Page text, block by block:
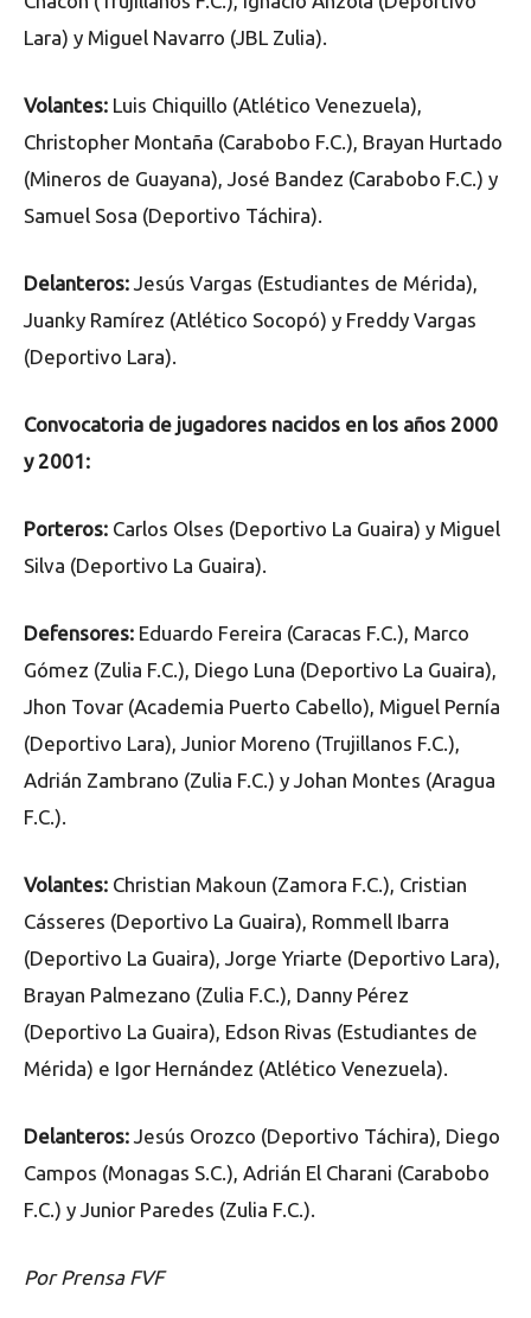
Lara) y Miguel Navarro (JBL Zulia).
Volantes: Luis Chiquillo (Atlético Venezuela),
Christopher Montaña (Carabobo F.C.), Brayan Hurtado
(Mineros de Guayana), José Bandez (Carabobo F.C.) y
Samuel Sosa (Deportivo Táchira).
Delanteros: Jesús Vargas (Estudiantes de Mérida),
Juanky Ramírez (Atlético Socopó) y Freddy Vargas
(Deportivo Lara).
Convocatoria de jugadores nacidos en los años 2000
y 2001:
Porteros: Carlos Olses (Deportivo La Guaira) y Miguel
Silva (Deportivo La Guaira).
Defensores: Eduardo Fereira (Caracas F.C.), Marco
Gómez (Zulia F.C.), Diego Luna (Deportivo La Guaira),
Jhon Tovar (Academia Puerto Cabello), Miguel Pernía
(Deportivo Lara), Junior Moreno (Trujillanos F.C.),
Adrián Zambrano (Zulia F.C.) y Johan Montes (Aragua
F.C.).
Volantes: Christian Makoun (Zamora F.C.), Cristian
Cásseres (Deportivo La Guaira), Rommell Ibarra
(Deportivo La Guaira), Jorge Yriarte (Deportivo Lara),
Brayan Palmezano (Zulia F.C.), Danny Pérez
(Deportivo La Guaira), Edson Rivas (Estudiantes de
Mérida) e Igor Hernández (Atlético Venezuela).
Delanteros: Jesús Orozco (Deportivo Táchira), Diego
Campos (Monagas S.C.), Adrián El Charani (Carabobo
F.C.) y Junior Paredes (Zulia F.C.).
Por Prensa FVF